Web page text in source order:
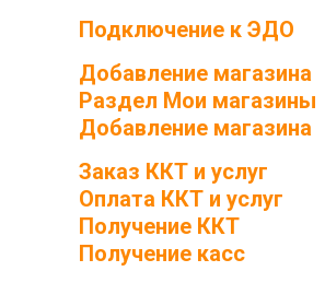
Подключение к ЭДО
Добавление магазина
Раздел Мои магазины
Добавление магазина
Заказ ККТ и услуг
Оплата ККТ и услуг
Получение ККТ
Получение касс